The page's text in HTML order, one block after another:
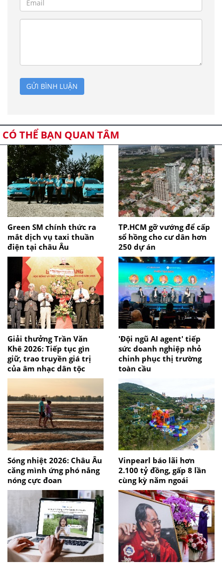
GỬI BÌNH LUẬN
CÓ THỂ BẠN QUAN TÂM
Green SM chính thức ra
mắt dịch vụ taxi thuần
điện tại châu Âu
TP.HCM gỡ vướng để cấp
sổ hồng cho cư dân hơn
250 dự án
Giải thưởng Trần Văn
Khê 2026: Tiếp tục gìn
giữ, trao truyền giá trị
của âm nhạc dân tộc
'Đội ngũ AI agent' tiếp
sức doanh nghiệp nhỏ
chinh phục thị trường
toàn cầu
Sóng nhiệt 2026: Châu Âu
căng mình ứng phó nắng
nóng cực đoan
Vinpearl báo lãi hơn
2.100 tỷ đồng, gấp 8 lần
cùng kỳ năm ngoái